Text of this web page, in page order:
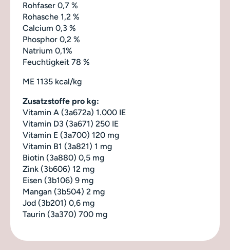
Rohfaser 0,7 %
Rohasche 1,2 %
Calcium 0,3 %
Phosphor 0,2 %
Natrium 0,1%
Feuchtigkeit 78 %
ME 1135 kcal/kg
Zusatzstoffe pro kg:
Vitamin A (3a672a) 1.000 IE
Vitamin D3 (3a671) 250 IE
Vitamin E (3a700) 120 mg
Vitamin B1 (3a821) 1 mg
Biotin (3a880) 0,5 mg
Zink (3b606) 12 mg
Eisen (3b106) 9 mg
Mangan (3b504) 2 mg
Jod (3b201) 0,6 mg
Taurin (3a370) 700 mg